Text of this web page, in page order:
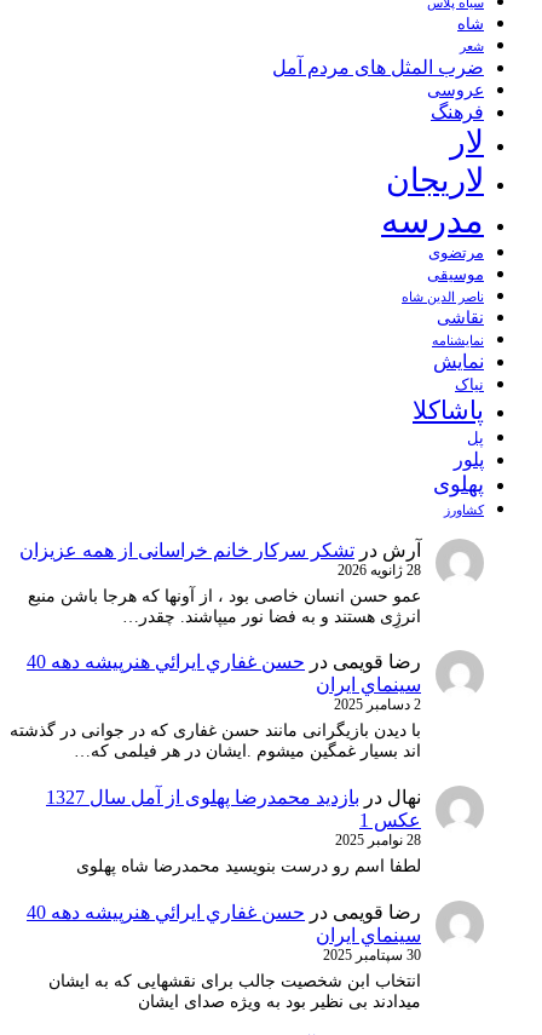
سیاه پلاس
شاه
شعر
ضرب المثل های مردم آمل
عروسی
فرهنگ
لار
لاریجان
مدرسه
مرتضوی
موسیقی
ناصر الدین شاه
نقاشی
نمايشنامه
نمایش
نیاک
پاشاکلا
پل
پلور
پهلوی
کشاورز
آرش در تشکر سرکار خانم خراسانی از همه عزیزان
28 ژانویه 2026
عمو حسن انسان خاصی بود ، از آونها که هرجا باشن منبع
انرژِی هستند و به فضا نور میپاشند. چقدر…
رضا قویمی در
حسن غفاري ايرائي هنرپيشه دهه 40
سينماي ايران
2 دسامبر 2025
با دیدن بازیگرانی مانند حسن غفاری که در جوانی در گذشته
اند بسیار غمگین میشوم .ایشان در هر فیلمی که…
نهال در
بازدید محمدرضا پهلوی از آمل سال 1327
عکس 1
28 نوامبر 2025
لطفا اسم رو درست بنویسید محمدرضا شاه پهلوی
رضا قویمی در
حسن غفاري ايرائي هنرپيشه دهه 40
سينماي ايران
30 سپتامبر 2025
انتخاب ابن شخصیت جالب برای نقشهایی که به ایشان
میدادند بی نظیر بود به ویژه صدای ایشان